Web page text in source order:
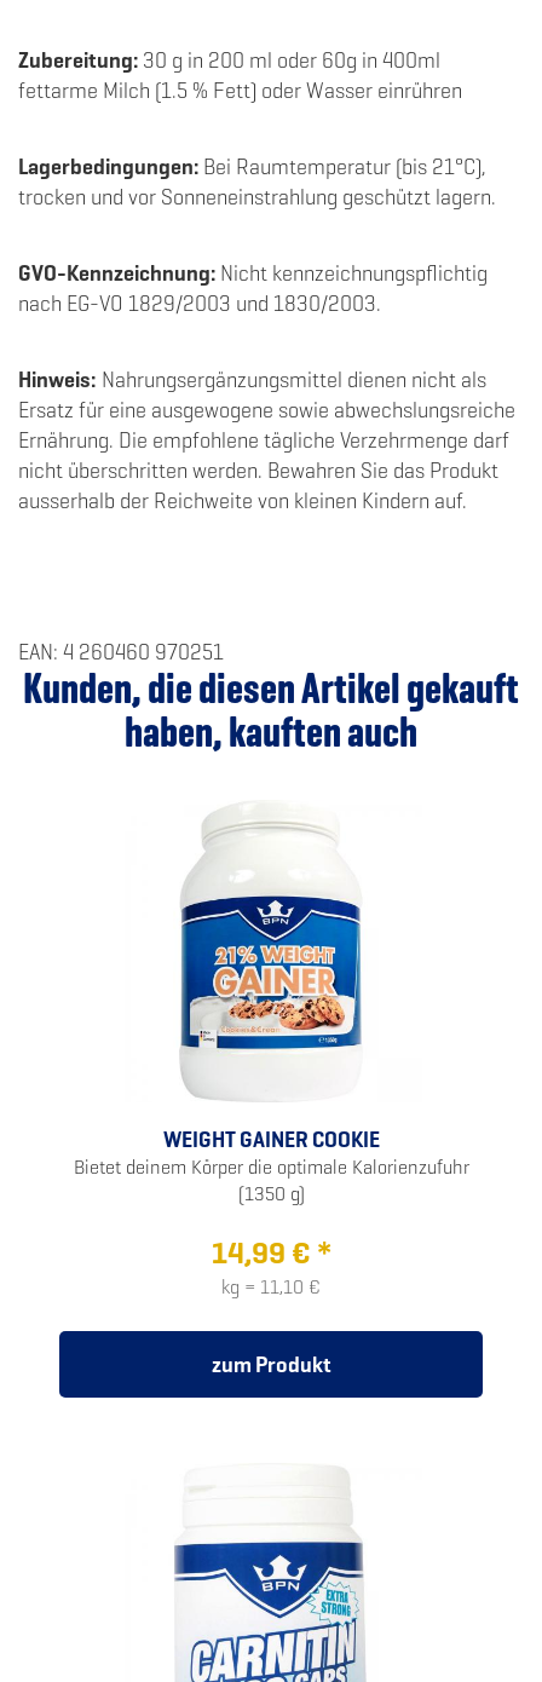
Zubereitung: 30 g in 200 ml oder 60g in 400ml
fettarme Milch (1.5 % Fett) oder Wasser einrühren
Lagerbedingungen: Bei Raumtemperatur (bis 21°C),
trocken und vor Sonneneinstrahlung geschützt lagern.
GVO-Kennzeichnung: Nicht kennzeichnungspflichtig
nach EG-VO 1829/2003 und 1830/2003.
Hinweis: Nahrungsergänzungsmittel dienen nicht als
Ersatz für eine ausgewogene sowie abwechslungsreiche
Ernährung. Die empfohlene tägliche Verzehrmenge darf
nicht überschritten werden. Bewahren Sie das Produkt
ausserhalb der Reichweite von kleinen Kindern auf.
EAN: 4 260460 970251
Kunden, die diesen Artikel gekauft
haben, kauften auch
WEIGHT GAINER COOKIE
Bietet deinem Körper die optimale Kalorienzufuhr
(1350 g)
14,99 € *
kg = 11,10 €
zum Produkt